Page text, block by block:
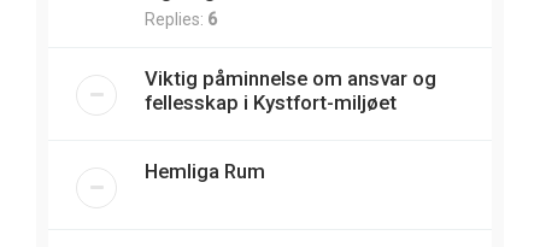
Replies: 6
Viktig påminnelse om ansvar og
fellesskap i Kystfort-miljøet
Hemliga Rum